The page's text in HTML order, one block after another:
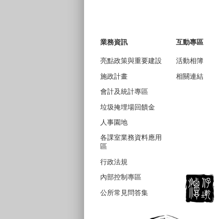
業務資訊
亮點政策與重要建設
施政計畫
會計及統計專區
垃圾掩埋場回饋金
人事園地
各課室業務資料應用
區
行政法規
內部控制專區
公所常見問答集
互動專區
活動相簿
相關連結